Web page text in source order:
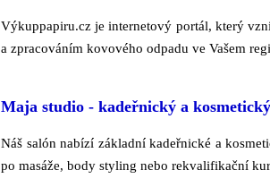
Výkuppapiru.cz je internetový portál, který
a zpracováním kovového odpadu ve Vašem
Maja studio - kadeřnický a
Náš salón nabízí základní kadeřnické a
po masáže, body styling nebo rekvalifikační